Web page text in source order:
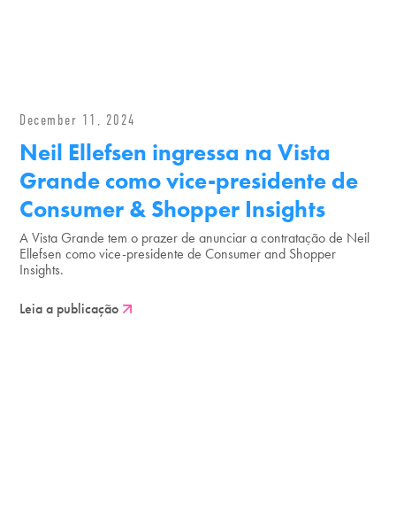
December 11, 2024
Neil Ellefsen ingressa na Vista
Grande como vice-presidente de
Consumer & Shopper Insights
A Vista Grande tem o prazer de anunciar a contratação de Neil
Ellefsen como vice-presidente de Consumer and Shopper
Insights.
Leia a publicação